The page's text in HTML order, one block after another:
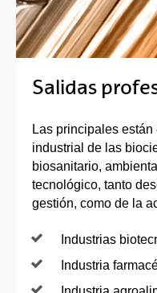
Salidas
Las principales
industrial de las
biosanitario,
tecnológico, tanto
gestión, como de la
Industrias
Industria